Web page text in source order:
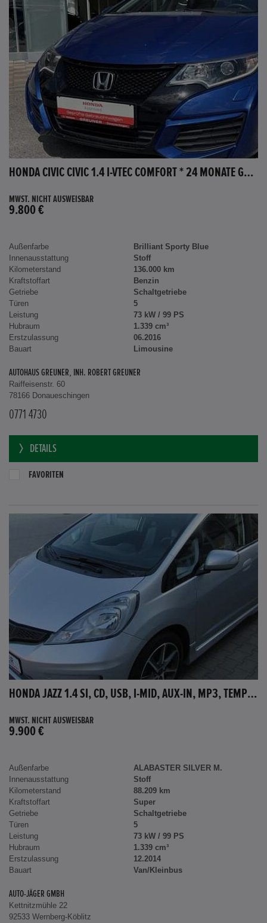
HONDA CIVIC CIVIC 1.4 I-VTEC COMFORT * 24 MONATE GARANTIE *
MWST. NICHT AUSWEISBAR
9.800 €
Außenfarbe
Brilliant Sporty Blue
Innenausstattung
Stoff
Kilometerstand
136.000 km
Kraftstoffart
Benzin
Getriebe
Schaltgetriebe
Türen
5
Leistung
73 kW / 99 PS
Hubraum
1.339 cm³
Erstzulassung
06.2016
Bauart
Limousine
AUTOHAUS GREUNER, INH. ROBERT GREUNER
Raiffeisenstr. 60
78166 Donaueschingen
0771 4730
DETAILS
FAVORITEN
HONDA JAZZ 1.4 SI, CD, USB, I-MID, AUX-IN, MP3, TEMPOMAT
MWST. NICHT AUSWEISBAR
9.900 €
Außenfarbe
ALABASTER SILVER M.
Innenausstattung
Stoff
Kilometerstand
88.209 km
Kraftstoffart
Super
Getriebe
Schaltgetriebe
Türen
5
Leistung
73 kW / 99 PS
Hubraum
1.339 cm³
Erstzulassung
12.2014
Bauart
Van/Kleinbus
AUTO-JÄGER GMBH
Kettnitzmühle 22
92533 Wernberg-Köblitz